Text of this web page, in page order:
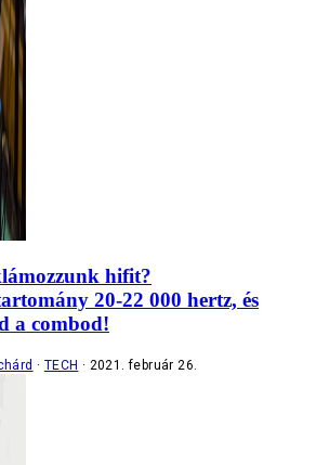
hifit?
20-22 000 hertz, és
a combod!
TECH 2021. február 26.